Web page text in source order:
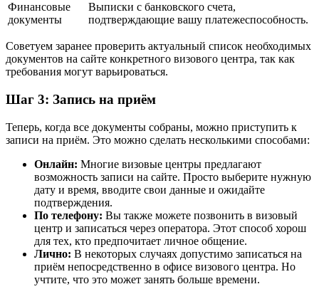
Финансовые
документы
Выписки с банковского счета,
подтверждающие вашу платежеспособность.
Советуем заранее проверить актуальный список необходимых
документов на сайте конкретного визового центра, так как
требования могут варьироваться.
Шаг 3: Запись на приём
Теперь, когда все документы собраны, можно приступить к
записи на приём. Это можно сделать несколькими способами:
Онлайн: Многие визовые центры предлагают
возможность записи на сайте. Просто выберите нужную
дату и время, вводите свои данные и ожидайте
подтверждения.
По телефону: Вы также можете позвонить в визовый
центр и записаться через оператора. Этот способ хорош
для тех, кто предпочитает личное общение.
Лично: В некоторых случаях допустимо записаться на
приём непосредственно в офисе визового центра. Но
учтите, что это может занять больше времени.